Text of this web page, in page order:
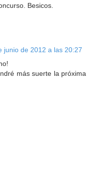
Besicos.
junio de 2012 a las 20:27
más suerte la próxima